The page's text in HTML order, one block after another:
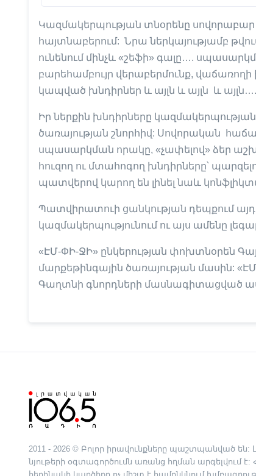
Կազմակերպության տնօրենը
հայտնաբերում: Նրա ներկայությամբ
ունենում մինչև «շեֆի» գալը….
բարեհամբույր վերաբերմունք,
կապված խնդիրներ և այլն և այլն և այլն….
Իր ներքին խնդիրները
ծառայության շնորհիվ: Սովորական
սպասարկման որակը, «չափելով» ձեր
հուզող ու մտահոգող խնդիրները՝
պատվերով կարող են լինել նաև
Պատվիրատուի ցանկության դեպքում
կազմակերպությունում ու այս ամենը
«ԷՄ-ՓԻ-ՋԻ» ընկերության փոխտնօրեն
մարքեթինգային ծառայության մասին:
Գաղտնի գնորդների մասնագիտացված
2011 - 2026 © Բոլոր իրավունքները պաշտպանված են:
նյութերի օգտագործումն առանց հղման արգելվում